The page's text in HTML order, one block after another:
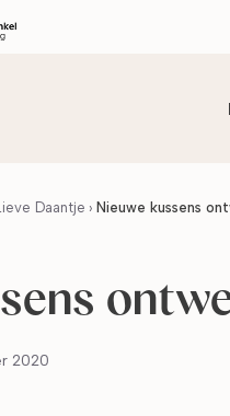
Daantje › Nieuwe kussens
2020